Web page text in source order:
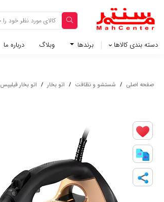
دسته بندی کالاها برندها وبلاگ‌ درباره ما
صفحه اصلی / شستشو و نظافت / اتو بخار / اتو بخار فیلیپس